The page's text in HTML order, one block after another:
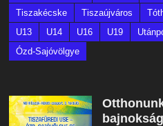
Tiszakécske
Tiszaújváros
U13
U14 U16 U19
Ózd-Sajóvölgye